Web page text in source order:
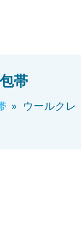
帯
» ウールクレ